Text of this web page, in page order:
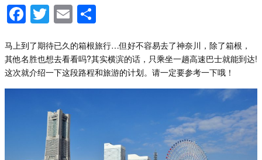
F
c
e
b
k
T
tt
er
E
ail
马上到了期待已久的箱根旅行…但好不容易去了神奈川，除了箱根，
其他名胜也想去看看吗?其实横滨的话，只乘坐一趟高速巴士就能到达!
这次就介绍一下这段路程和旅游的计划。请一定要参考一下哦！